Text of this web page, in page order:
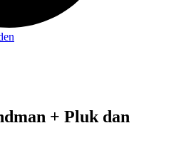
+ Pluk dan